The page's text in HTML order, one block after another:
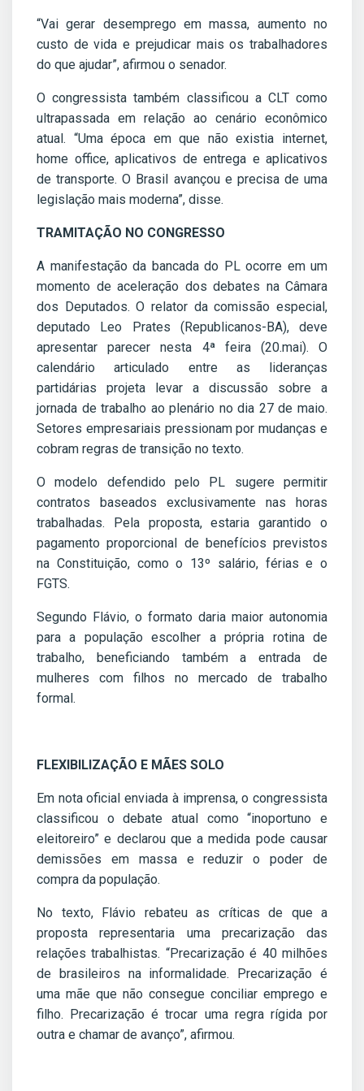
“Vai gerar desemprego em massa, aumento no
custo de vida e prejudicar mais os trabalhadores
do que ajudar”, afirmou o senador.
O congressista também classificou a CLT como
ultrapassada em relação ao cenário econômico
atual. “Uma época em que não existia internet,
home office, aplicativos de entrega e aplicativos
de transporte. O Brasil avançou e precisa de uma
legislação mais moderna”, disse.
TRAMITAÇÃO NO CONGRESSO
A manifestação da bancada do PL ocorre em um
momento de aceleração dos debates na Câmara
dos Deputados. O relator da comissão especial,
deputado Leo Prates (Republicanos-BA), deve
apresentar parecer nesta 4ª feira (20.mai). O
calendário articulado entre as lideranças
partidárias projeta levar a discussão sobre a
jornada de trabalho ao plenário no dia 27 de maio.
Setores empresariais pressionam por mudanças e
cobram regras de transição no texto.
O modelo defendido pelo PL sugere permitir
contratos baseados exclusivamente nas horas
trabalhadas. Pela proposta, estaria garantido o
pagamento proporcional de benefícios previstos
na Constituição, como o 13º salário, férias e o
FGTS.
Segundo Flávio, o formato daria maior autonomia
para a população escolher a própria rotina de
trabalho, beneficiando também a entrada de
mulheres com filhos no mercado de trabalho
formal.
FLEXIBILIZAÇÃO E MÃES SOLO
Em nota oficial enviada à imprensa, o congressista
classificou o debate atual como “inoportuno e
eleitoreiro” e declarou que a medida pode causar
demissões em massa e reduzir o poder de
compra da população.
No texto, Flávio rebateu as críticas de que a
proposta representaria uma precarização das
relações trabalhistas. “Precarização é 40 milhões
de brasileiros na informalidade. Precarização é
uma mãe que não consegue conciliar emprego e
filho. Precarização é trocar uma regra rígida por
outra e chamar de avanço”, afirmou.